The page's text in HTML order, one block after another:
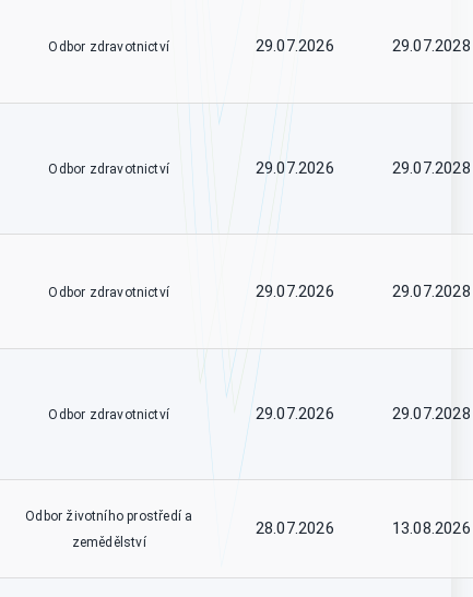
Odbor zdravotnictví 29.07.2026 29.07.2028
Odbor zdravotnictví 29.07.2026 29.07.2028
Odbor zdravotnictví 29.07.2026 29.07.2028
Odbor zdravotnictví 29.07.2026 29.07.2028
Odbor životního prostředí a
zemědělství
28.07.2026 13.08.2026